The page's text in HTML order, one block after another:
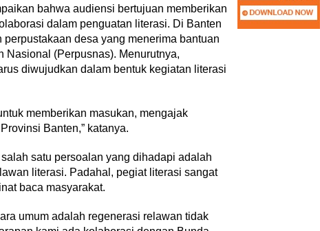
bahwa audiensi bertujuan memberikan
dalam penguatan literasi. Di Banten
desa yang menerima bantuan
Nasional (Perpusnas). Menurutnya,
diwujudkan dalam bentuk kegiatan literasi
memberikan masukan, mengajak
Banten,” katanya.
satu persoalan yang dihadapi adalah
literasi. Padahal, pegiat literasi sangat
baca masyarakat.
umum adalah regenerasi relawan tidakKemerdekaan dan Maknanya
Di Akademia, Ragam